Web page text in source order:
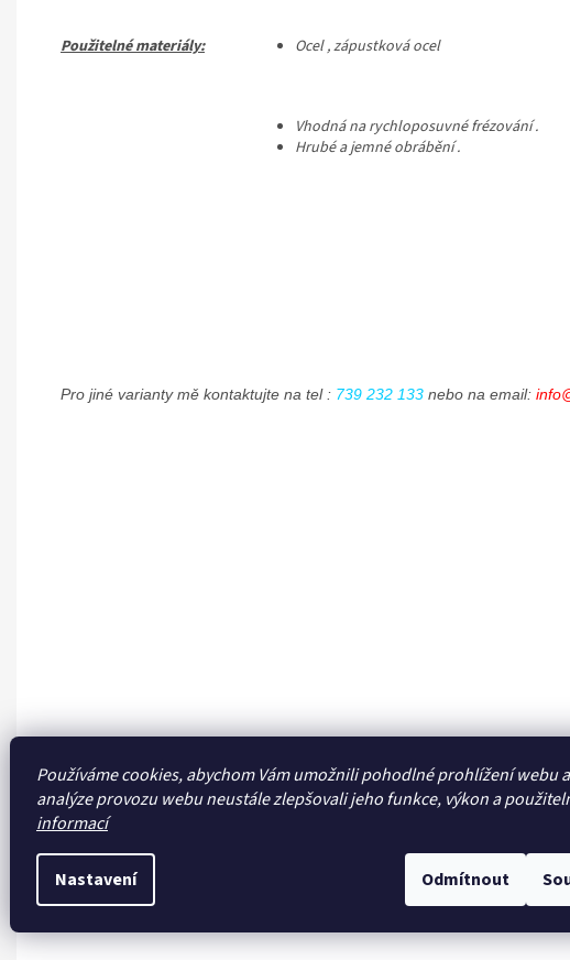
Používáme cookies, abychom Vám umožnili pohodlné prohlížení webu
analýze provozu webu neustále zlepšovali jeho funkce, výkon a
informací
Nastavení Odmítnout
Použitelné materiály: Ocel , zápustková ocel
Vhodná na rychloposuvné frézování .
Hrubé a jemné obrábění .
Pro jiné varianty mě kontaktujte na tel : 739 232 133 nebo na email: